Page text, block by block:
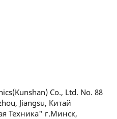
Co., Ltd. No. 88
Jiangsu, Китай
Техника" г.Минск,